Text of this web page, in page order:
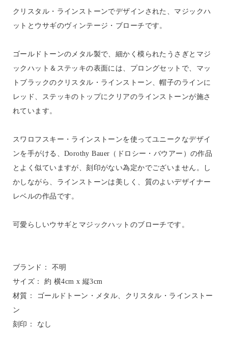
クリスタル・ラインストーンでデザインされた、マジックハ
ットとウサギのヴィンテージ・ブローチです。
ゴールドトーンのメタル製で、細かく模られたうさぎとマジ
ックハット＆ステッキの表面には、プロングセットで、マッ
トブラックのクリスタル・ラインストーン、帽子のラインに
レッド、ステッキのトップにクリアのラインストーンが施さ
れています。
スワロフスキー・ラインストーンを使ってユニークなデザイ
ンを手がける、Dorothy Bauer（ドロシー・バウアー）の作品
とよく似ていますが、刻印がない為定かでございません。し
かしながら、ラインストーンは美しく、質のよいデザイナー
レベルの作品です。
可愛らしいウサギとマジックハットのブローチです。
ブランド： 不明
サイズ： 約 横4cm x 縦3cm
材質： ゴールドトーン・メタル、クリスタル・ラインストー
ン
刻印： なし